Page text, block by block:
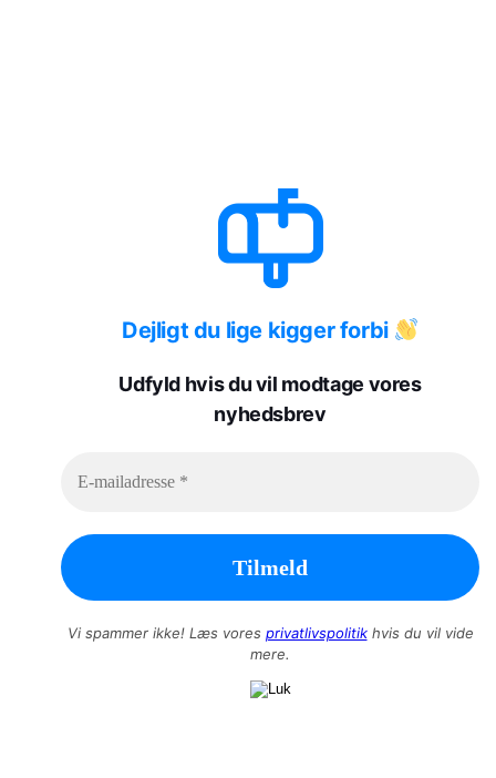
Dejligt du lige kigger forbi
Udfyld hvis du vil modtage vores
nyhedsbrev
Vi spammer ikke! Læs vores privatlivspolitikhvis du vil vide
mere.